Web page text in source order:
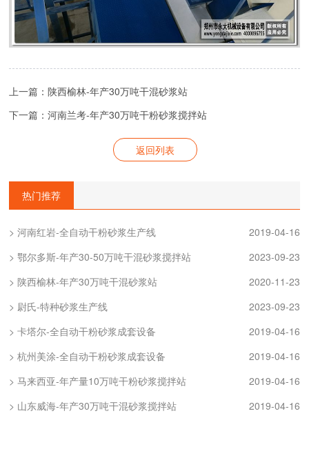
上一篇：陕西榆林-年产30万吨干混砂浆站
下一篇：河南兰考-年产30万吨干粉砂浆搅拌站
返回列表
热门推荐
> 河南红岩-全自动干粉砂浆生产线
2019-04-16
> 鄂尔多斯-年产30-50万吨干混砂浆搅拌站
2023-09-23
> 陕西榆林-年产30万吨干混砂浆站
2020-11-23
> 尉氏-特种砂浆生产线
2023-09-23
> 卡塔尔-全自动干粉砂浆成套设备
2019-04-16
> 杭州美涂-全自动干粉砂浆成套设备
2019-04-16
> 马来西亚-年产量10万吨干粉砂浆搅拌站
2019-04-16
> 山东威海-年产30万吨干混砂浆搅拌站
2019-04-16